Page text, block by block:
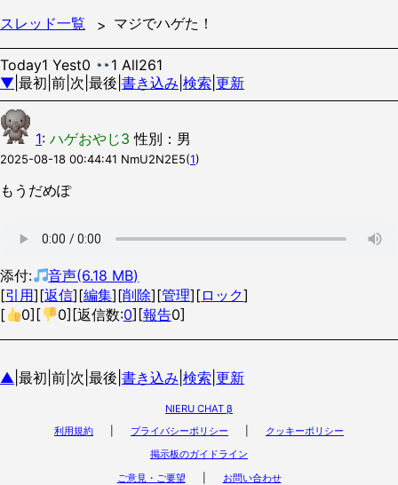
スレッド一覧 マジでハゲた！
Today1 Yest0
1 All261
▼ |最初|前|次|最後| 書き込み 検索 更新
1: ハゲおやじ3 性別：男
2025-08-18 00:44:41 NmU2N2E5(1)
もうだめぽ
添付:
音声(6.18 MB)
[引用][返信][編集][削除][管理][ロック]
[
0][ 0][返信数:0][報告0]
▲ |最初|前|次|最後| 書き込み 検索 更新
NIERU CHAT β
利用規約
プライバシーポリシー
クッキーポリシー
掲示板のガイドライン
ご意見・ご要望
お問い合わせ